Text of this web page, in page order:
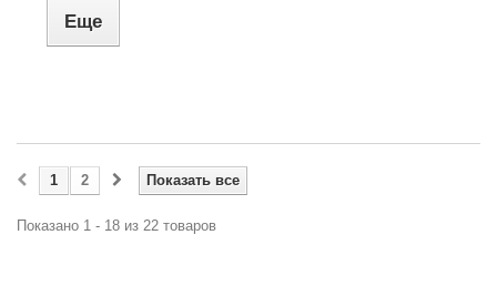
Еще
Показать все
1 2
Показано 1 - 18 из 22 товаров